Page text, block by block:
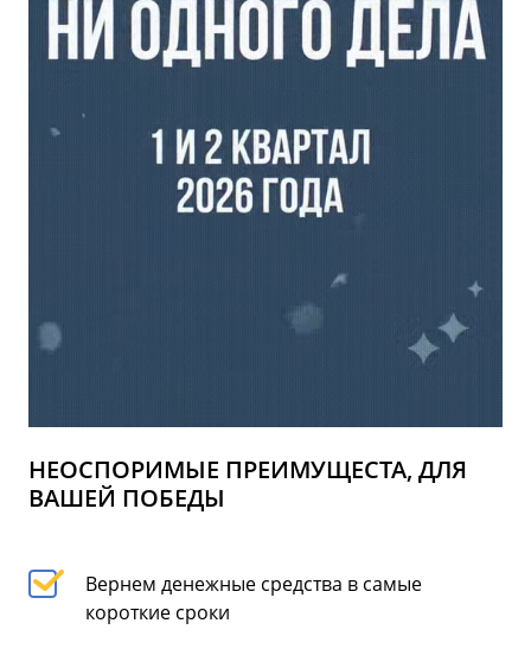
НЕОСПОРИМЫЕ ПРЕИМУЩЕСТА, ДЛЯ
ВАШЕЙ ПОБЕДЫ
Вернем денежные средства в самые
короткие сроки